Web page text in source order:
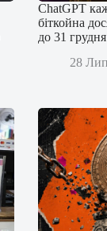
ChatGPT
біткойна
до 31
28